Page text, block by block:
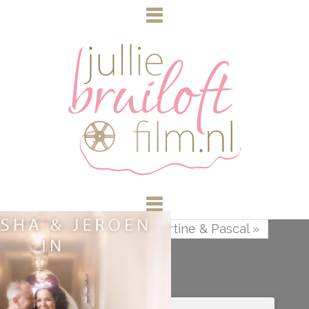
« Ilona & Youri Martine & Pascal »
Marsha & Jeroen